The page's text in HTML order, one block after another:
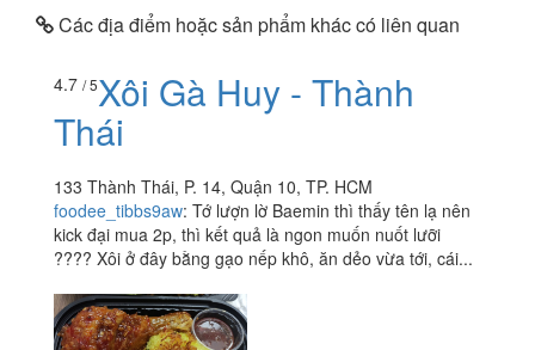
Các địa điểm hoặc sản phẩm khác có liên quan
4.7 / 5Xôi Gà Huy - Thành
Thái
133 Thành Thái, P. 14, Quận 10, TP. HCM
foodee_tibbs9aw: Tớ lượn lờ Baemin thì thấy tên lạ nên
kick đại mua 2p, thì kết quả là ngon muốn nuốt lưỡi
???? Xôi ở đây bằng gạo nếp khô, ăn dẻo vừa tới, cái...